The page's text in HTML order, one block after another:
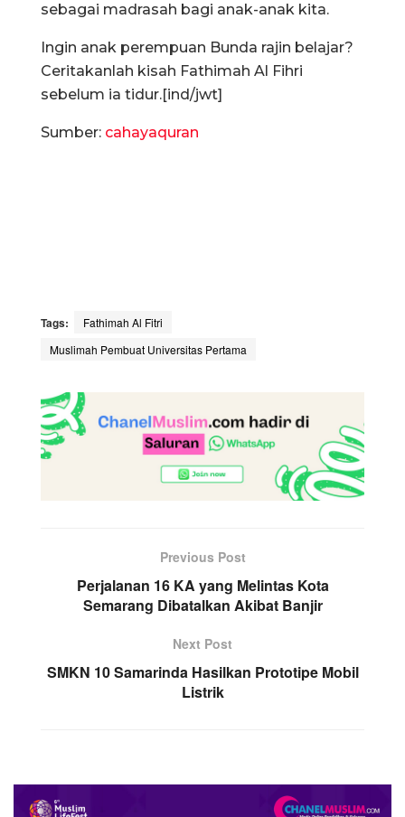
sebagai madrasah bagi anak-anak kita.
Ingin anak perempuan Bunda rajin belajar?
Ceritakanlah kisah Fathimah Al Fihri
sebelum ia tidur.[ind/jwt]
Sumber: cahayaquran
Tags:
Fathimah Al Fitri
Muslimah Pembuat Universitas Pertama
Previous Post
Perjalanan 16 KA yang Melintas Kota
Semarang Dibatalkan Akibat Banjir
Next Post
SMKN 10 Samarinda Hasilkan Prototipe Mobil
Listrik